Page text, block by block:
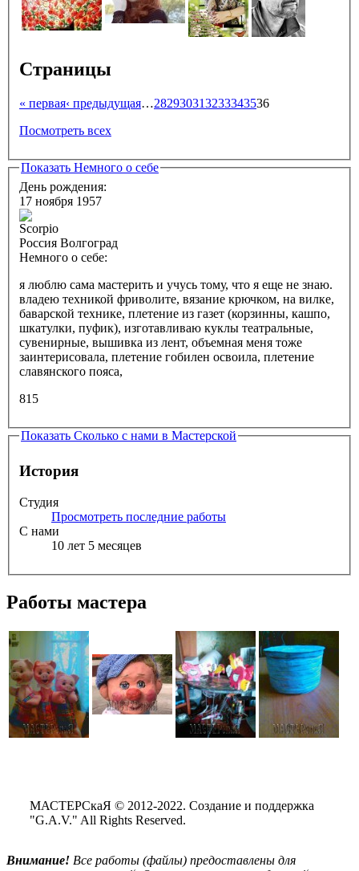
Страницы
« первая‹ предыдущая…282930313233343536
Посмотреть всех
Показать Немного о себе
День рождения:
17 ноября 1957
Россия Волгоград
Немного о себе:
я люблю сама мастерить и учусь тому, что я еще не знаю.
владею техникой фриволите, вязание крючком, на вилке,
баварской технике, плетение из газет (корзинны, кашпо,
шкатулки, пуфик), изготавливаю куклы театральные,
сувенирные, вышивка из лент, объемная меня тоже
заинтерисовала, плетение гобилен освоила, плетение
славянского пояса,
815
Показать Сколько с нами в Мастерской
История
Студия
Просмотреть последние работы
С нами
10 лет 5 месяцев
Работы мастера
МАСТЕРСкаЯ © 2012-2022. Создание и поддержка
"G.A.V." All Rights Reserved.
Внимание! Все работы (файлы) предоставлены для